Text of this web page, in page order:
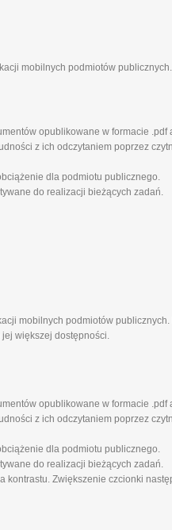
mobilnych podmiotów
opublikowane w formacie .pdf
z ich odczytaniem poprzez
dla podmiotu publicznego.
do realizacji bieżących zadań.
mobilnych podmiotów
większej dostępności.
opublikowane w formacie .pdf
z ich odczytaniem poprzez
dla podmiotu publicznego.
do realizacji bieżących zadań.
kontrastu. Zwiększenie czcionki